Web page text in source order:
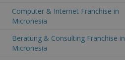
Computer & Internet Franchise in
Micronesia
Beratung & Consulting Franchise in
Micronesia